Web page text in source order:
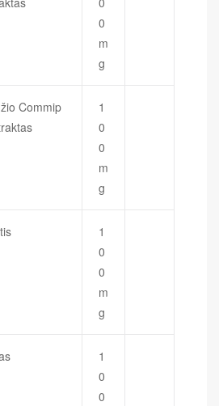
0
m
g
Commip
1
0
0
m
g
1
0
0
m
g
1
0
0